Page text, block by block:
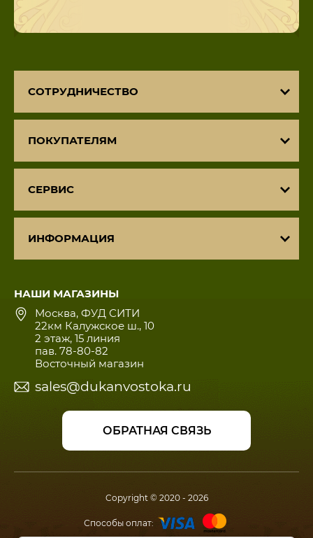
СОТРУДНИЧЕСТВО
ПОКУПАТЕЛЯМ
СЕРВИС
ИНФОРМАЦИЯ
НАШИ МАГАЗИНЫ
Москва, ФУД СИТИ
22км Калужское ш., 10
2 этаж, 15 линия
пав. 78-80-82
Восточный магазин
sales@dukanvostoka.ru
ОБРАТНАЯ СВЯЗЬ
Copyright © 2020 - 2026
Способы оплат: